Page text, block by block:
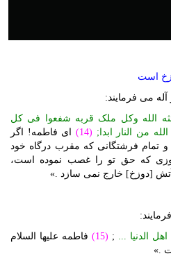
است
الله وکل ملک قربه شفعوا فی کل
من النار ابدا; (14)
ای فاطمه! اگر
و تمام فرشتگانی که مقرب درگاه خود
که حق تو را غصب نموده است،
آتش [دوزخ] خارج نمی سازد .»
الدنیا ... ;
(15)
فاطمه علیها السلام
.»